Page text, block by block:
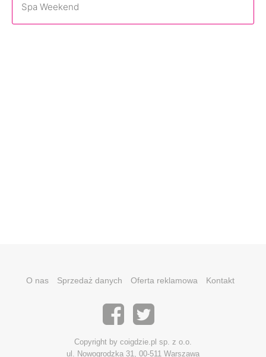
Spa Weekend
O nas Sprzedaż danych Oferta reklamowa Kontakt
Copyright by coigdzie.pl sp. z o.o.
ul. Nowogrodzka 31, 00-511 Warszawa